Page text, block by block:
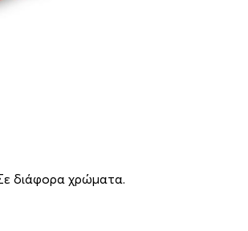
διάφορα χρώματα.